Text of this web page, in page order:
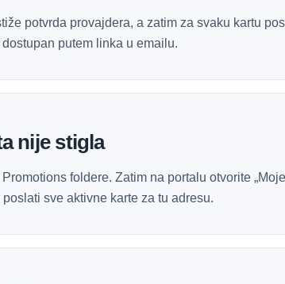
potvrda provajdera, a zatim za svaku kartu
putem linka u emailu.
nije stigla
foldere. Zatim na portalu otvorite
sve aktivne karte za tu adresu.